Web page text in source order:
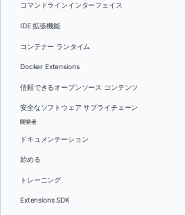
コマンドラインインターフェイス
IDE 拡張機能
コンテナー ランタイム
Docker Extensions
信頼できるオープンソース コンテンツ
安全なソフトウェア サプライチェーン
開発者
ドキュメンテーション
始める
トレーニング
Extensions SDK